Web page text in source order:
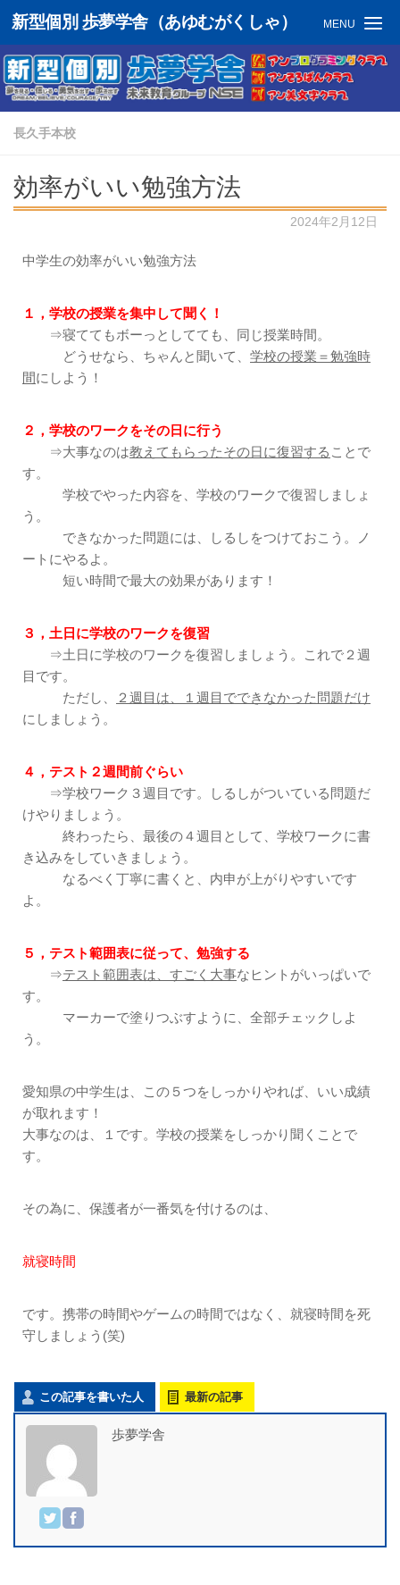
新型個別 歩夢学舎（あゆむがくしゃ） MENU
長久手本校
効率がいい勉強方法
2024年2月12日
中学生の効率がいい勉強方法
１，学校の授業を集中して聞く！
⇒寝ててもボーっとしてても、同じ授業時間。
どうせなら、ちゃんと聞いて、 学校の授業＝勉強時
間にしよう！
２，学校のワークをその日に行う
⇒大事なのは教えてもらったその日に復習する ことで
す。
学校でやった内容を、学校のワークで復習しましょ
う。
できなかった問題には、しるしをつけておこう。ノ
ートにやるよ。
短い時間で最大の効果があります！
３，土日に学校のワークを復習
⇒土日に学校のワークを復習しましょう。これで２週
目です。
ただし、
２週目は、１週目でできなかった問題だけ
にしましょう。
４，テスト２週間前ぐらい
⇒学校ワーク３週目です。しるしがついている問題だ
けやりましょう。
終わったら、最後の４週目として、学校ワークに書
き込みをしていきましょう。
なるべく丁寧に書くと、内申が上がりやすいです
よ。
５，テスト範囲表に従って、勉強する
⇒テスト範囲表は、すごく大事なヒントがいっぱいで
す。
マーカーで塗りつぶすように、全部チェックしよ
う。
愛知県の中学生は、この５つをしっかりやれば、いい成績
が取れます！
大事なのは、１です。学校の授業をしっかり聞くことで
す。
その為に、保護者が一番気を付けるのは、
就寝時間
です。携帯の時間やゲームの時間ではなく、就寝時間を死
守しましょう(笑)
この記事を書いた人 最新の記事
歩夢学舎